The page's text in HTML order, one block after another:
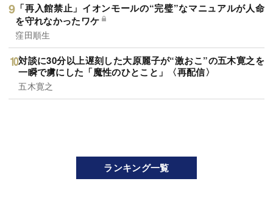
「再入館禁止」イオンモールの“完璧”なマニュアルが人命
を守れなかったワケ
窪田順生
対談に30分以上遅刻した大原麗子が“激おこ”の五木寛之を
一瞬で虜にした「魔性のひとこと」〈再配信〉
五木寛之
ランキング一覧